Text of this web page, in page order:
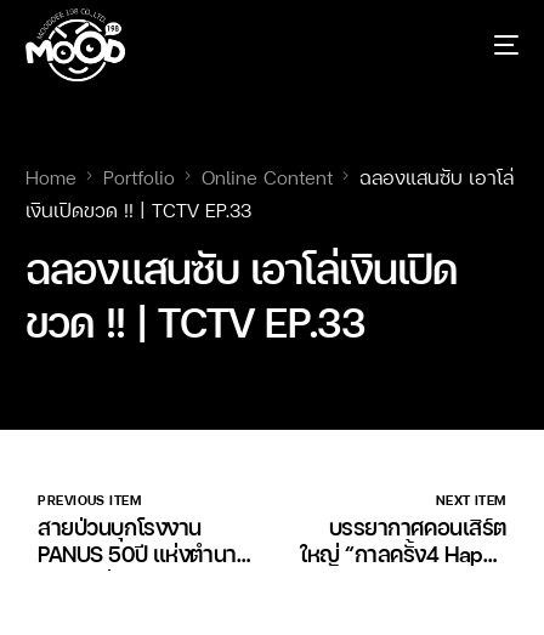
Home Portfolio Online Content
ฉลองแสนซับ เอาโล่
เงินเปิดขวด !! | TCTV EP.33
ฉลองแสนซับ เอาโล่เงินเปิด
ขวด !! | TCTV EP.33
PREVIOUS ITEM
สายป่วนบุกโรงงาน
PANUS 50ปี แห่งตำนาน
NEXT ITEM
บรรยากาศคอนเสิร์ต
ใหญ่ “กาลครั้ง4 Happy